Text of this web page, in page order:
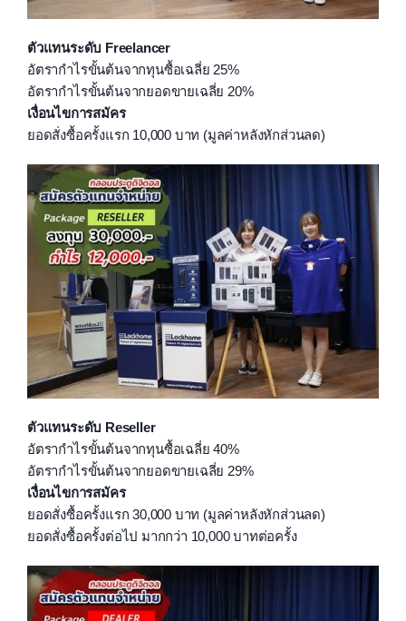
ตัวแทนระดับ Freelancer
อัตรากำไรขั้นต้นจากทุนซื้อเฉลี่ย 25%
อัตรากำไรขั้นต้นจากยอดขายเฉลี่ย 20%
เงื่อนไขการสมัคร
ยอดสั่งซื้อครั้งแรก 10,000 บาท (มูลค่าหลังหักส่วนลด)
ตัวแทนระดับ Reseller
อัตรากำไรขั้นต้นจากทุนซื้อเฉลี่ย 40%
อัตรากำไรขั้นต้นจากยอดขายเฉลี่ย 29%
เงื่อนไขการสมัคร
ยอดสั่งซื้อครั้งแรก 30,000 บาท (มูลค่าหลังหักส่วนลด)
ยอดสั่งซื้อครั้งต่อไป มากกว่า 10,000 บาทต่อครั้ง